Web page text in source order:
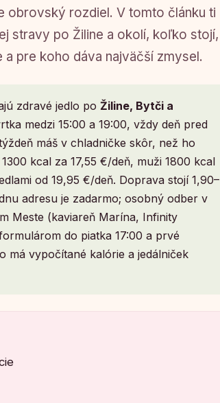
obrovský rozdiel. V tomto článku ti
stravy po Žiline a okolí, koľko stojí,
pre koho dáva najväčší zmysel.
zdravé jedlo po Žiline, Bytči a
medzi 15:00 a 19:00, vždy deň pred
máš v chladničke skôr, než ho
kcal za 17,55 €/deň, muži 1800 kcal
od 19,95 €/deň. Doprava stojí 1,90–
adresu je zadarmo; osobný odber v
Meste (kaviareň Marína, Infinity
do piatka 17:00 a prvé
má vypočítané kalórie a jedálniček